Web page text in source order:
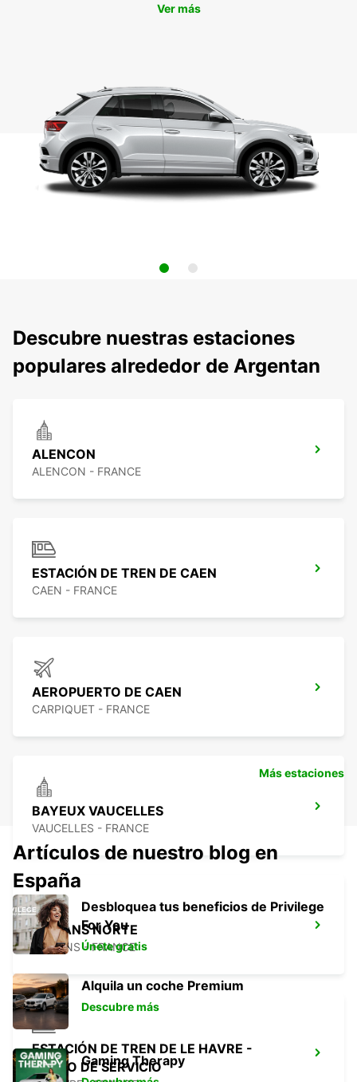
Ver más
Descubre nuestras estaciones
populares alrededor de Argentan
ALENCON
ALENCON - FRANCE
ESTACIÓN DE TREN DE CAEN
CAEN - FRANCE
AEROPUERTO DE CAEN
CARPIQUET - FRANCE
BAYEUX VAUCELLES
VAUCELLES - FRANCE
LE MANS NORTE
LE MANS - FRANCE
ESTACIÓN DE TREN DE LE HAVRE -
PUNTO DE SERVICIO
Más estaciones
Artículos de nuestro blog en
España
Desbloquea tus beneficios de Privilege
For You
Únete gratis
Alquila un coche Premium
Descubre más
Gaming Therapy